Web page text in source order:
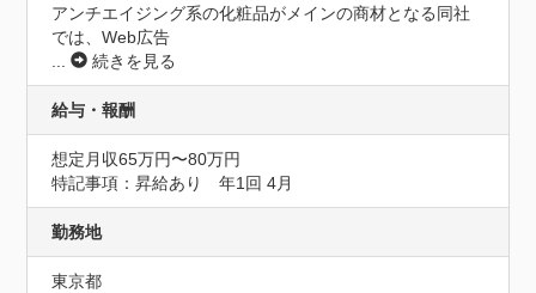
アンチエイジング系の化粧品がメインの商材となる同社
では、Web広告
...
続きを見る
給与・報酬
想定月収65万円〜80万円
特記事項：昇給あり　年1回 4月
勤務地
東京都